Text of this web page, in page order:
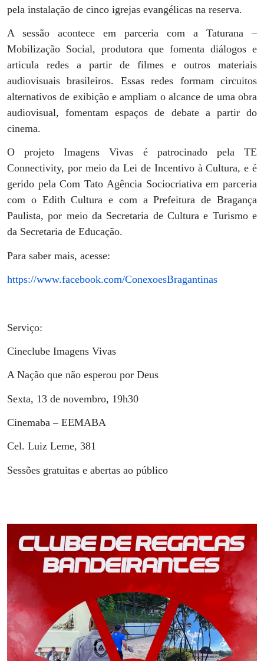
pela instalação de cinco igrejas evangélicas na reserva.
A sessão acontece em parceria com a Taturana –
Mobilização Social, produtora que fomenta diálogos e
articula redes a partir de filmes e outros materiais
audiovisuais brasileiros. Essas redes formam circuitos
alternativos de exibição e ampliam o alcance de uma obra
audiovisual, fomentam espaços de debate a partir do
cinema.
O projeto Imagens Vivas é patrocinado pela TE
Connectivity, por meio da Lei de Incentivo à Cultura, e é
gerido pela Com Tato Agência Sociocriativa em parceria
com o Edith Cultura e com a Prefeitura de Bragança
Paulista, por meio da Secretaria de Cultura e Turismo e
da Secretaria de Educação.
Para saber mais, acesse:
https://www.facebook.com/ConexoesBragantinas
Serviço:
Cineclube Imagens Vivas
A Nação que não esperou por Deus
Sexta, 13 de novembro, 19h30
Cinemaba – EEMABA
Cel. Luiz Leme, 381
Sessões gratuitas e abertas ao público